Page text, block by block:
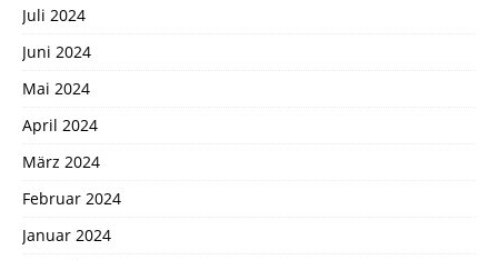
Juli 2024
Juni 2024
Mai 2024
April 2024
März 2024
Februar 2024
Januar 2024